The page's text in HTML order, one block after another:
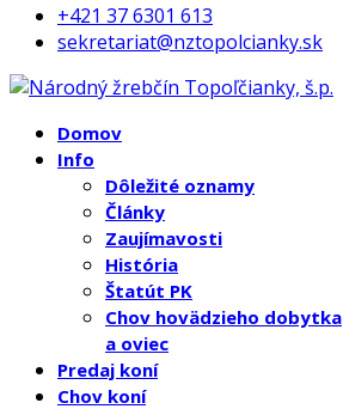
+421 37 6301 613
sekretariat@nztopolcianky.sk
Domov
Info
Dôležité oznamy
Články
Zaujímavosti
História
Štatút PK
Chov hovädzieho dobytka
a oviec
Predaj koní
Chov koní